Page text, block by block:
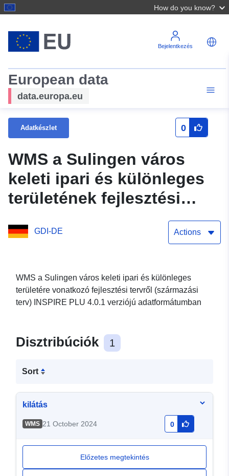
How do you know?
Bejelentkezés
European data
data.europa.eu
Adatkészlet 0
WMS a Sulingen város
keleti ipari és különleges
területének fejlesztési
tervéről (származási terv)
GDI-DE Actions
WMS a Sulingen város keleti ipari és különleges
területére vonatkozó fejlesztési tervről (származási
terv) INSPIRE PLU 4.0.1 verziójú adatformátumban
Disztribúciók 1
Sort
kilátás
WMS 21 October 2024 0
Előzetes megtekintés